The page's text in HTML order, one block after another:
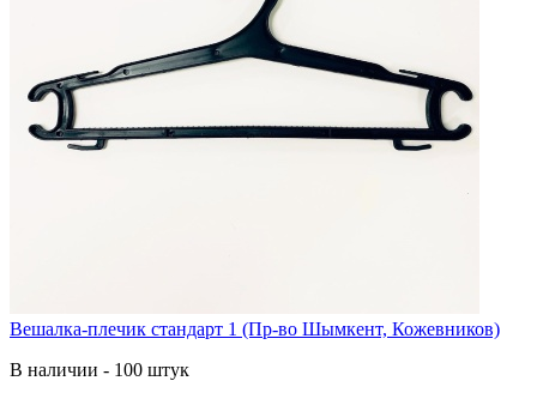
Вешалка-плечик стандарт 1 (Пр-во Шымкент, Кожевников)
В наличии - 100 штук